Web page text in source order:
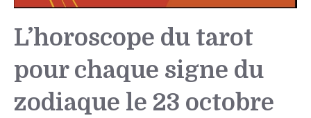
L’horoscope du tarot
pour chaque signe du
zodiaque le 23 octobre